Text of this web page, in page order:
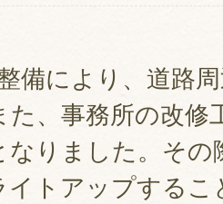
備により、道路
た、事務所の改修
なりました。そ
イトアップする